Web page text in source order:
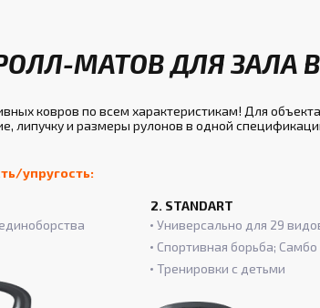
МАТОВ ДЛЯ ЗАЛА
ковров по всем характеристикам! Для
липучку и размеры рулонов в одной
упругость:
2. STANDART
Универсально для 29
Спортивная борьба; Самбо
Тренировки с детьми